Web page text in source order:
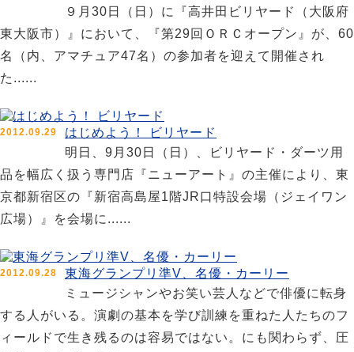
９月30日（日）に『高井田ビリヤード（大阪府
東大阪市）』において、『第29回ＯＲＣオープン』が、60
名（内、アマチュア47名）の参加者を迎えて開催され
た......
2012.09.29
はじめよう！ ビリヤード
明日、9月30日（日）、ビリヤード・ダーツ用
品を幅広く扱う専門店『ニューアート』の主催により、東
京都新宿区の『新宿高島屋1階JR口特設会場（ジェイワン
広場）』を会場に......
2012.09.28
東海グランプリ準V、名優・カーリー
ミュージシャンやお笑い芸人などで俳優に転身
する人がいる。演劇の基本を学び訓練を重ねた人たちのフ
ィールドで生き残るのは容易ではない。にも関わらず、圧